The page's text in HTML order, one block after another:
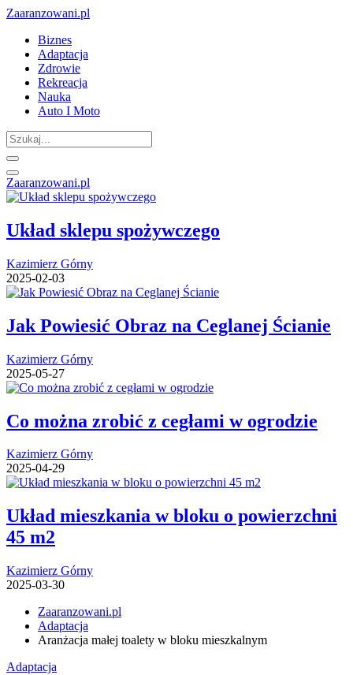
Zaaranzowani.pl
Biznes
Adaptacja
Zdrowie
Rekreacja
Nauka
Auto I Moto
Zaaranzowani.pl
Układ sklepu spożywczego
Kazimierz Górny
2025-02-03
Jak Powiesić Obraz na Ceglanej Ścianie
Kazimierz Górny
2025-05-27
Co można zrobić z cegłami w ogrodzie
Kazimierz Górny
2025-04-29
Układ mieszkania w bloku o powierzchni
45 m2
Kazimierz Górny
2025-03-30
Zaaranzowani.pl
Adaptacja
Aranżacja małej toalety w bloku mieszkalnym
Adaptacja